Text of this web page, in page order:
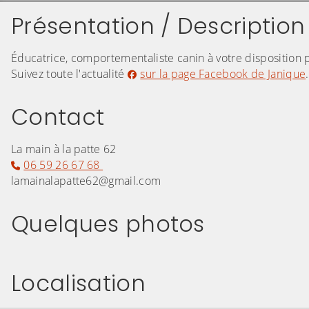
Présentation / Description
Éducatrice, comportementaliste canin à votre
Suivez toute l'actualité
sur la page Facebook de Janique.
Contact
La main à la patte 62
06 59 26 67 68
lamainalapatte62@gmail.com
Quelques photos
Localisation